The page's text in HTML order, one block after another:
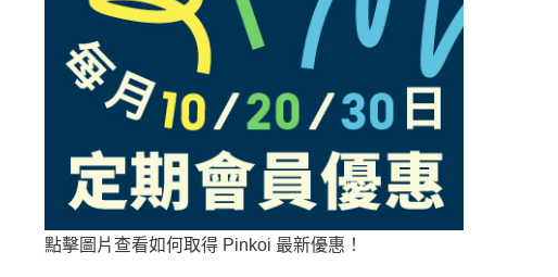
點擊圖片查看如何取得 Pinkoi 最新優惠！